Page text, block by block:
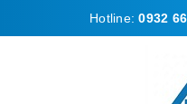
Hotline:0932